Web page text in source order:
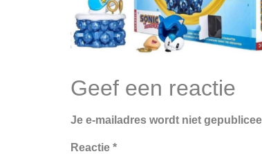
Geef een reactie
Je e-mailadres wordt niet
Reactie *